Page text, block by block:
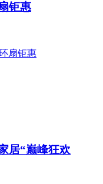
钜惠
居“巅峰狂欢